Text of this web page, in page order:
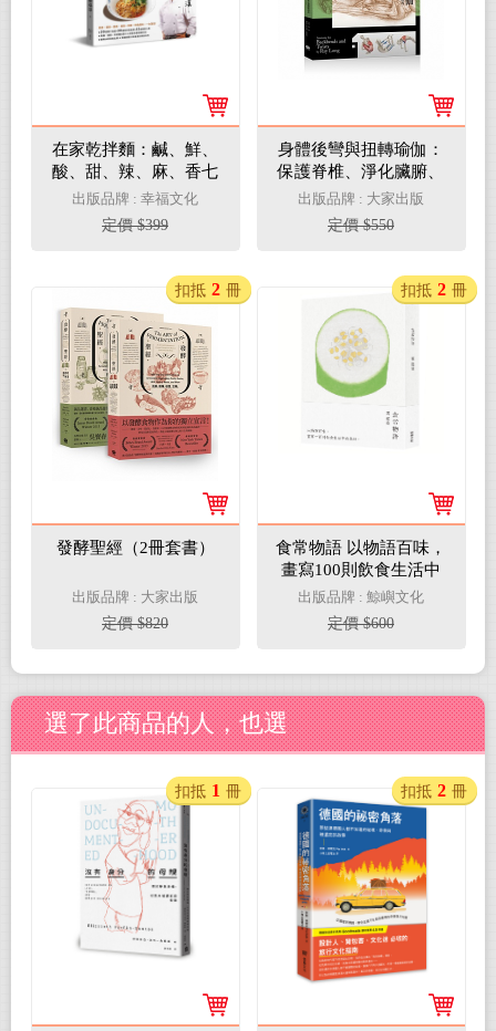
在家乾拌麵：鹹、鮮、
酸、甜、辣、麻、香七
種層次與醬汁比例的完
美結合
出版品牌 : 幸福文化
定價 $399
身體後彎與扭轉瑜伽：
保護脊椎、淨化臟腑、
深化冥想的精準瑜伽解
剖書
出版品牌 : 大家出版
定價 $550
發酵聖經（2冊套書）
出版品牌 : 大家出版
定價 $820
扣抵 2 冊
食常物語 以物語百味，
畫寫100則飲食生活中
的美好
出版品牌 : 鯨嶼文化
定價 $600
扣抵 2 冊
選了此商品的人，也選
扣抵 1 冊 扣抵 2 冊